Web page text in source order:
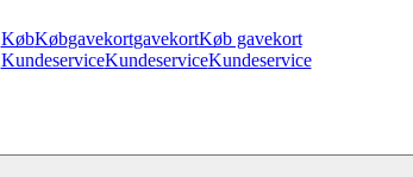
KøbKøbgavekortgavekortKøb gavekort
KundeserviceKundeserviceKundeservice